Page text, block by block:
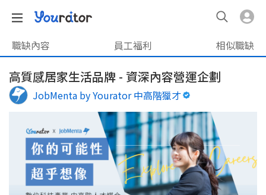
職缺內容 員工福利 相似職缺
高質感居家生活品牌 - 資深內容營運企劃
JobMenta by Yourator 中高階獵才